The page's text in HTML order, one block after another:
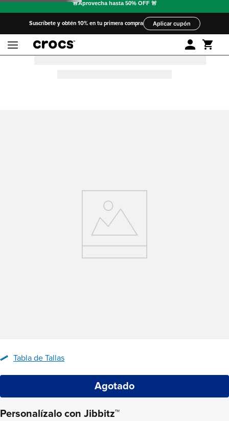
Suscríbete y obtén 10% en tu primera compra Aplicar cupón
Tabla de Tallas
Agotado
Personalízalo con Jibbitz™